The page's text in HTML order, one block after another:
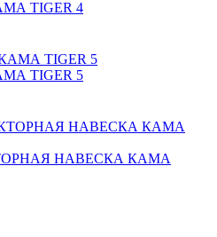
TIGER 4
TIGER 5
НАВЕСКА КАМА